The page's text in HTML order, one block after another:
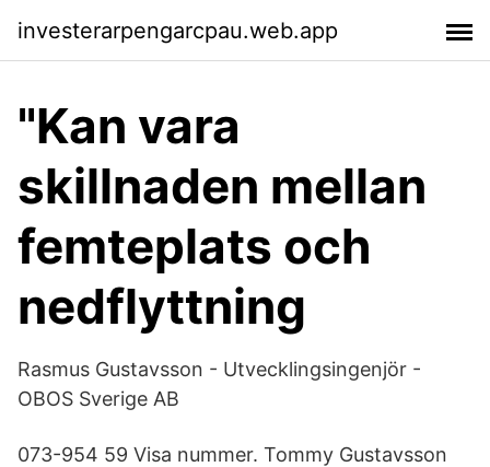
investerarpengarcpau.web.app
"Kan vara
skillnaden mellan
femteplats och
nedflyttning
Rasmus Gustavsson - Utvecklingsingenjör -
OBOS Sverige AB
073-954 59 Visa nummer. Tommy Gustavsson